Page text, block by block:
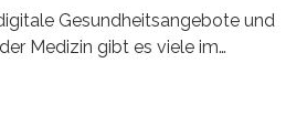
Gesundheitsangebote und
Medizin gibt es viele im
abgesicherten Inhalten?